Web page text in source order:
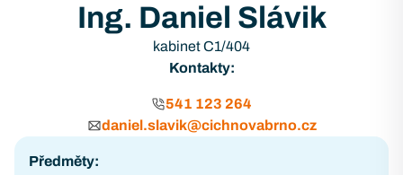
Ing. Daniel Slávik
kabinet C1/404
Kontakty:
541 123 264
daniel.slavik@cichnovabrno.cz
Předměty: